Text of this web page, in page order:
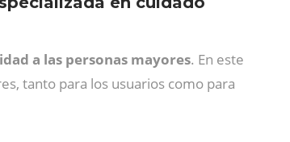
a las personas mayores. En este
tanto para los usuarios como para